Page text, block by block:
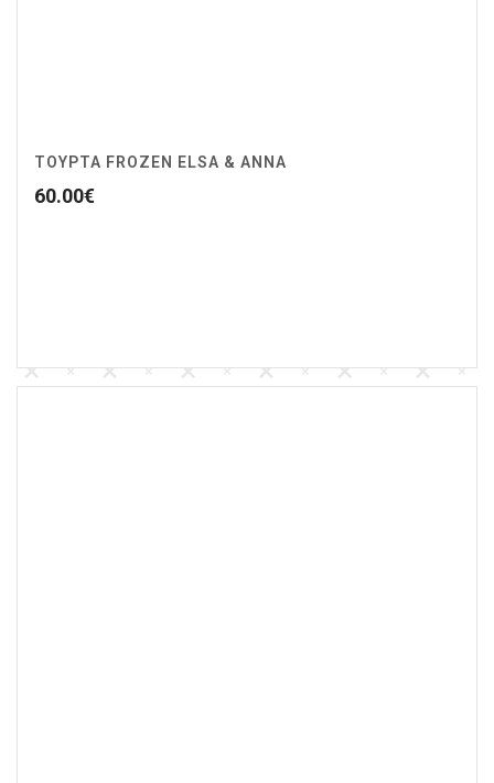
ΤΟΥΡΤΑ FROZEN ELSA & ANNA
60.00€